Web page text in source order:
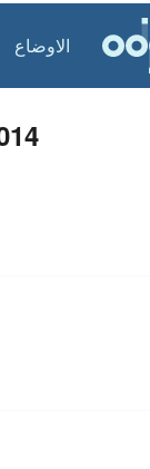
الاوضاع